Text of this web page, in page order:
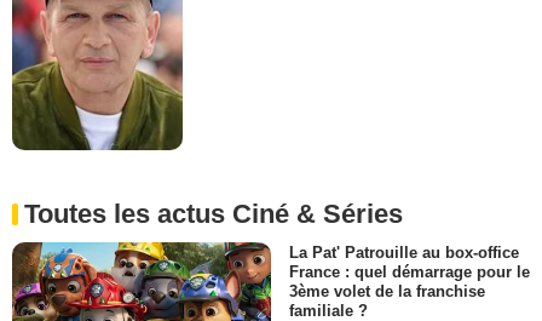
Toutes les actus Ciné & Séries
La Pat' Patrouille au box-office
France : quel démarrage pour le
3ème volet de la franchise
familiale ?